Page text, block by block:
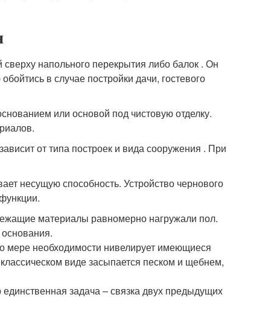
напольного перекрытия либо балок . Он
в случае постройки дачи, гостевого
или основой под чистовую отделку.
от типа построек и вида сооружения . При
несущую способность. Устройство чернового
материалы равномерно нагружали пол.
необходимости нивелирует имеющиеся
виде засыпается песком и щебнем,
задача – связка двух предыдущих